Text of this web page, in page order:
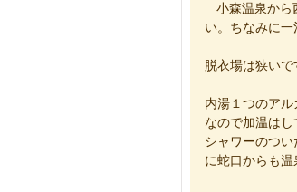
小森温泉から
い。ちなみに一
脱衣場は狭いで
内湯１つのア
なので加温はし
シャワーのつ
に蛇口からも温